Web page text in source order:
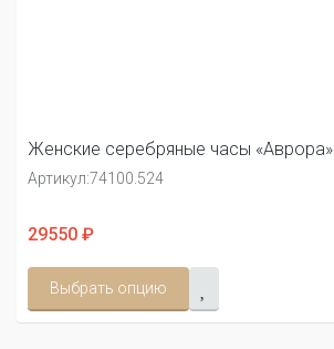
Женские серебряные часы «Аврора»
Артикул:74100.524
29550 ₽
Выбрать опцию